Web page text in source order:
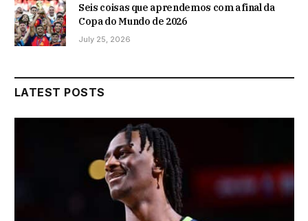
Seis coisas que aprendemos com a final da
Copa do Mundo de 2026
July 25, 2026
LATEST POSTS